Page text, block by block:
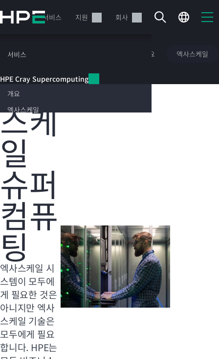
요
너
제품 서비스 지원 회사
서비스
현재 장바구니가 비어있습니다
HPE Cray Supercomputing 개요 엑사스케일
개요
엑사스케일
HPE Cray Supercomputing
엑사
스케
일
슈퍼
컴퓨
팅
엑사스케일 시
스템이 모두에
게 필요한 것은
아니지만 엑사
스케일 기술은
모두에게 필요
합니다. HPE는